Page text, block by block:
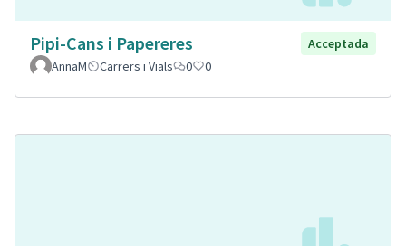
Pipi-Cans i Papereres
Acceptada
AnnaM
Carrers i Vials 0 0